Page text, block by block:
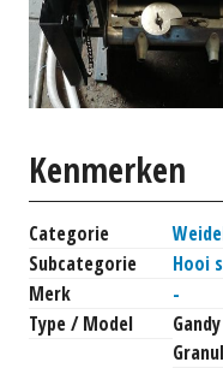
Kenmerken
Categorie
Subcategorie
Hooi
Merk
-
Type / Model